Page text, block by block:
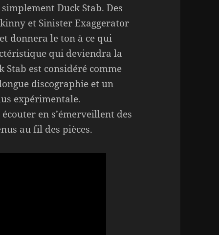
Duck Stab. Des
et Sinister Exaggerator
donnera le ton à ce qui
qui deviendra la
Stab est considéré comme
discographie et un
expérimentale.
en s’émerveillent des
au fil des pièces.